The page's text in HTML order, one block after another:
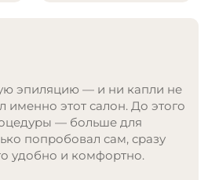
эпиляцию — и ни капли не
именно этот салон. До этого
— больше для
попробовал сам, сразу
удобно и комфортно.